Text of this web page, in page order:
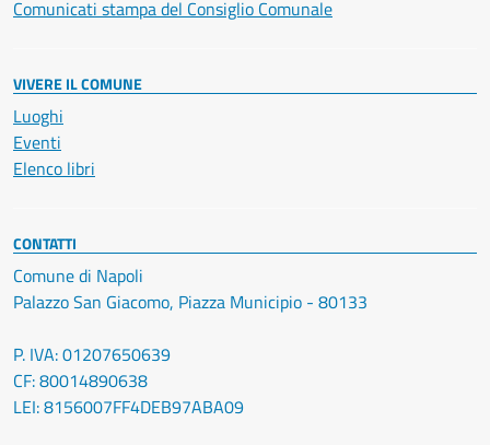
Comunicati stampa del Consiglio Comunale
VIVERE IL COMUNE
Luoghi
Eventi
Elenco libri
CONTATTI
Comune di Napoli
Palazzo San Giacomo, Piazza Municipio - 80133
P. IVA: 01207650639
CF: 80014890638
LEI: 8156007FF4DEB97ABA09